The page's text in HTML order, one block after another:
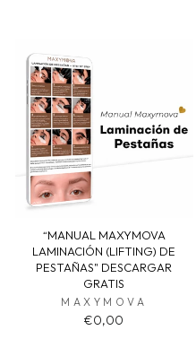
“MANUAL MAXYMOVA
LAMINACIÓN (LIFTING) DE
PESTAÑAS" DESCARGAR
GRATIS
MAXYMOVA
€0,00